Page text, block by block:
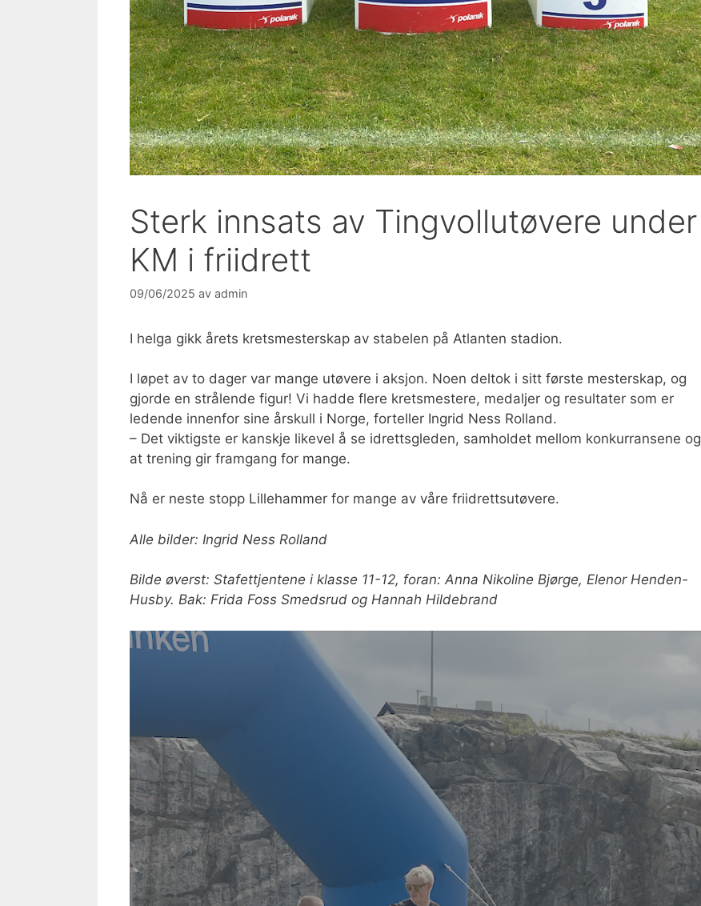
Sterk innsats av Tingvollutøvere under
KM i friidrett
09/06/2025 av admin
I helga gikk årets kretsmesterskap av stabelen på Atlanten stadion.
I løpet av to dager var mange utøvere i aksjon. Noen deltok i sitt første mesterskap, og
gjorde en strålende figur! Vi hadde flere kretsmestere, medaljer og resultater som er
ledende innenfor sine årskull i Norge, forteller Ingrid Ness Rolland.
– Det viktigste er kanskje likevel å se idrettsgleden, samholdet mellom konkurransene og
at trening gir framgang for mange.
Nå er neste stopp Lillehammer for mange av våre friidrettsutøvere.
Alle bilder: Ingrid Ness Rolland
Bilde øverst: Stafettjentene i klasse 11-12, foran: Anna Nikoline Bjørge, Elenor Henden-
Husby. Bak: Frida Foss Smedsrud og Hannah Hildebrand